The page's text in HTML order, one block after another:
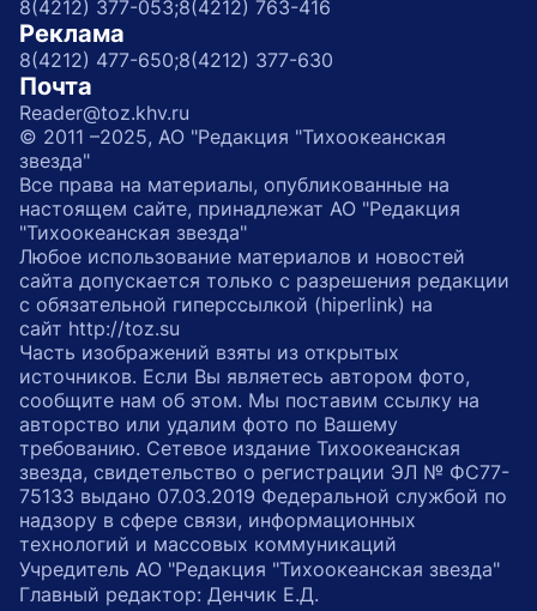
8(4212) 377-053;8(4212) 763-416
Реклама
8(4212) 477-650;8(4212) 377-630
Почта
Reader@toz.khv.ru
© 2011 –2025, АО "Редакция "Тихоокеанская
звезда"
Все права на материалы, опубликованные на
настоящем сайте, принадлежат АО "Редакция
"Тихоокеанская звезда"
Любое использование материалов и новостей
сайта допускается только с разрешения редакции
с обязательной гиперссылкой (hiperlink) на
сайт http://toz.su
Часть изображений взяты из открытых
источников. Если Вы являетесь автором фото,
сообщите нам об этом. Мы поставим ссылку на
авторство или удалим фото по Вашему
требованию. Сетевое издание Тихоокеанская
звезда, свидетельство о регистрации ЭЛ № ФС77-
75133 выдано 07.03.2019 Федеральной службой по
надзору в сфере связи, информационных
технологий и массовых коммуникаций
Учредитель АО "Редакция "Тихоокеанская звезда"
Главный редактор: Денчик Е.Д.